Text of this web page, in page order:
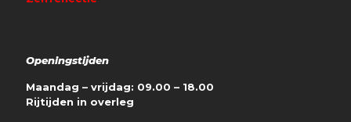
Openingstijden
Maandag – vrijdag: 09.00 – 18.00
Rijtijden in overleg